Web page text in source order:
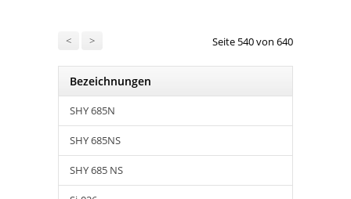
< > Seite 540 von 640
Bezeichnungen
SHY 685N
SHY 685NS
SHY 685 NS